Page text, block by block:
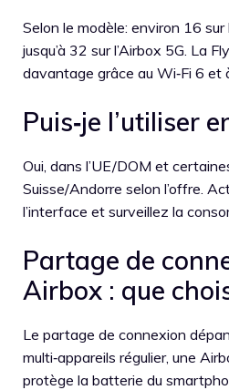
Selon le modèle: environ 16 sur
jusqu’à 32 sur l’Airbox 5G. La
davantage grâce au Wi‑Fi 6 et
Puis‑je l’utiliser
Oui, dans l’UE/DOM et
Suisse/Andorre selon l’offre.
l’interface et surveillez la
Partage de
Airbox : que
Le partage de connexion
multi‑appareils régulier, une
protège la batterie du